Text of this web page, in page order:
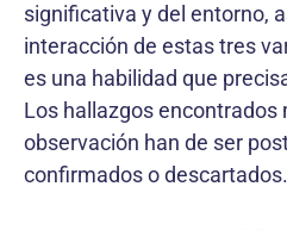
significativa y del entorno,
interacción de estas tres
es una habilidad que
Los hallazgos encontrados
observación han de ser
confirmados o descartados.